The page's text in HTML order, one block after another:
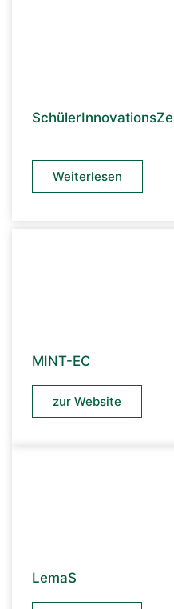
Weiterlesen
MINT-EC
zur Website
LemaS